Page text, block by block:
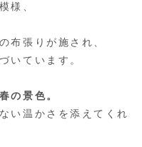
様、
布張りが施され、
いています。
の景色。
い温かさを添えてくれ